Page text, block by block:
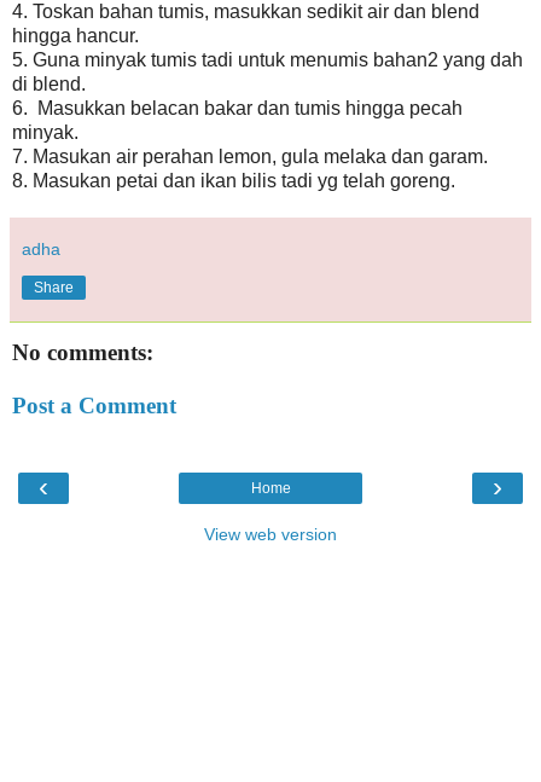
4. Toskan bahan tumis, masukkan sedikit air dan blend
hingga hancur.
5. Guna minyak tumis tadi untuk menumis bahan2 yang dah
di blend.
6. Masukkan belacan bakar dan tumis hingga pecah
minyak.
7. Masukan air perahan lemon, gula melaka dan garam.
8. Masukan petai dan ikan bilis tadi yg telah goreng.
adha
Share
No comments:
Post a Comment
‹ ›
Home
View web version